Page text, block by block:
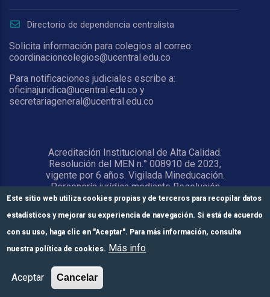
Directorio de dependencia centralista
Solicita información para colegios al correo:
coordinacioncolegios@ucentral.edu.co
Para notificaciones judiciales escribe a:
oficinajuridica@ucentral.edu.co y
secretariageneral@ucentral.edu.co
Acreditación Institucional de Alta Calidad.
Resolución del MEN n.° 008910 de 2023,
vigente por 6 años. Vigilada Mineducación.
Personería jurídica mediante Resolución
1876 del 5 de junio de 1967. Reconocida
como Universidad por el Ministerio de
Educación Nacional mediante Resolución
15818 del 31 de octubre de 1978.
© Universidad Central 2026
Formulario de
inscripción
Este sitio web utiliza cookies propias y de terceros para recopilar datos
estadísticos y mejorar su experiencia de navegación. Si está de acuerdo
con su uso, haga clic en "Aceptar". Para más información, consulte
nuestra política de cookies. Más info
Aceptar Cancelar